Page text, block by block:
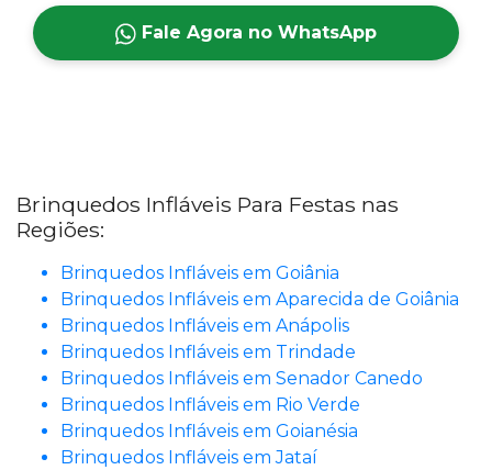
Fale Agora no WhatsApp
Brinquedos Infláveis Para Festas nas
Regiões:
Brinquedos Infláveis em Goiânia
Brinquedos Infláveis em Aparecida de Goiânia
Brinquedos Infláveis em Anápolis
Brinquedos Infláveis em Trindade
Brinquedos Infláveis em Senador Canedo
Brinquedos Infláveis em Rio Verde
Brinquedos Infláveis em Goianésia
Brinquedos Infláveis em Jataí